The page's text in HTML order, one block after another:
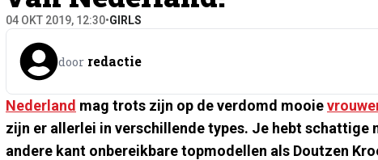
04 OKT 2019, 12:30•GIRLS
door redactie
Nederland mag trots zijn op de verdomd mooie
zijn er allerlei in verschillende types. Je hebt schattige
andere kant onbereikbare topmodellen als Doutzen